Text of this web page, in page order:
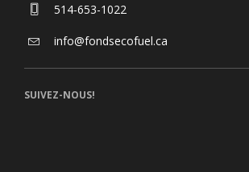
514-653-1022
info@fondsecofuel.ca
SUIVEZ-NOUS!